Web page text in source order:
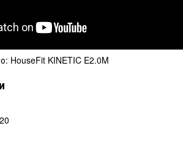
HouseFit KINETIC E2.0M